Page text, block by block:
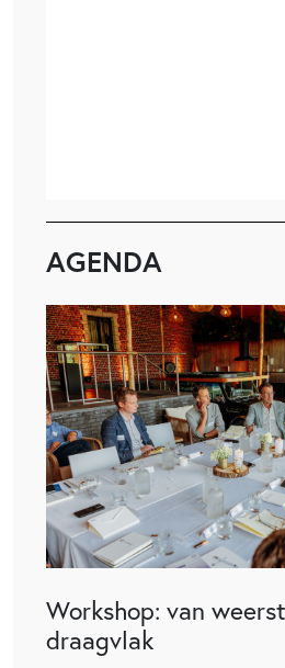
AGENDA
Workshop: van
draagvlak